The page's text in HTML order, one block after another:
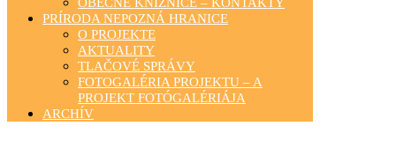
PRÍRODA NEPOZNÁ HRANICE
O PROJEKTE
AKTUALITY
TLAČOVÉ SPRÁVY
FOTOGALÉRIA PROJEKTU – A
PROJEKT FOTÓGALÉRIÁJA
ARCHÍV